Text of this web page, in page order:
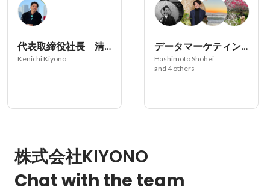
代表取締役社長 清野
Kenichi Kiyono
データマーケティング事業部
Hashimoto Shohei
and 4 others
株式会社KIYONO
Chat with the team